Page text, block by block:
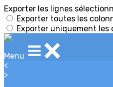
Exporter les lignes
Exporter toutes les
Exporter uniquement les
Menu
<
>